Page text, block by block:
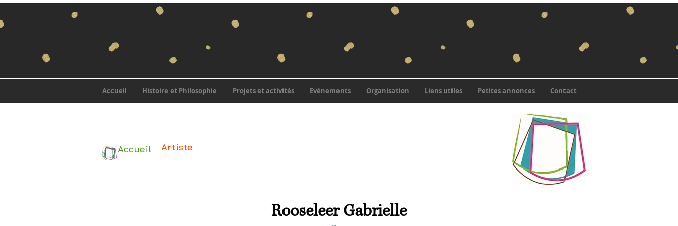
Accueil Histoire et Philosophie Projets et activités Evénements Organisation Liens utiles Petites annonces Contact
Accueil Artiste
Rooseleer Gabrielle